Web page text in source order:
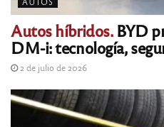
Autos híbridos.BYD
DM-i: tecnología,
2 de julio de 2026